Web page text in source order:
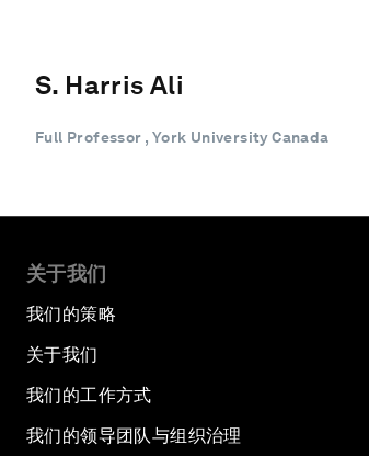
S. Harris Ali
Full Professor , York University Canada
关于我们
我们的策略
关于我们
我们的工作方式
我们的领导团队与组织治理